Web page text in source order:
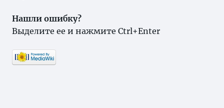
Нашли ошибку?
Выделите ее и нажмите Ctrl+Enter